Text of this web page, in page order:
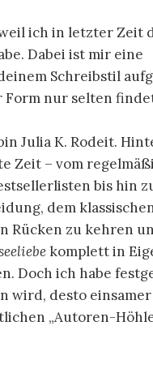
ich in letzter Zeit
Dabei ist mir eine
Schreibstil
Form nur selten
Julia K. Rodeit.
Zeit – vom
bis hin
dem
Rücken zu kehren
komplett in
Doch ich habe
wird, desto einsamer
„Autoren-